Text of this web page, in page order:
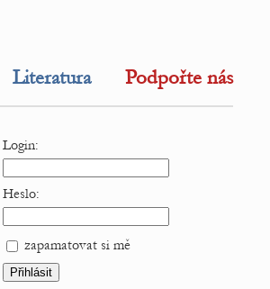
Literatura Podpořte nás
Login:
Heslo:
zapamatovat si mě